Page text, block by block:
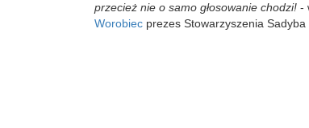
przecież nie o samo głosowanie chodzi! -
Worobiec prezes Stowarzyszenia Sadyba